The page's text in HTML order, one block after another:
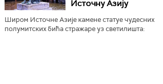
Источну Азију
Широм Источне Азије камене статуе чудесних
полумитских бића стражаре уз светилишта: